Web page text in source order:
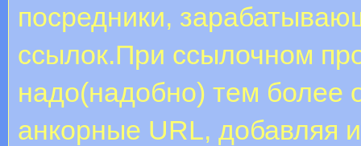
посредники,
ссылок.При ссылочном
надо(надобно) тем более
анкорные URL, добавляя